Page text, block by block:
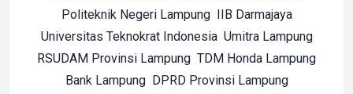
Politeknik Negeri Lampung IIB Darmajaya
Universitas Teknokrat Indonesia Umitra Lampung
RSUDAM Provinsi Lampung TDM Honda Lampung
Bank Lampung DPRD Provinsi Lampung